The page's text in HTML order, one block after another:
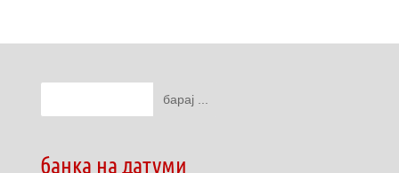
банка на датуми